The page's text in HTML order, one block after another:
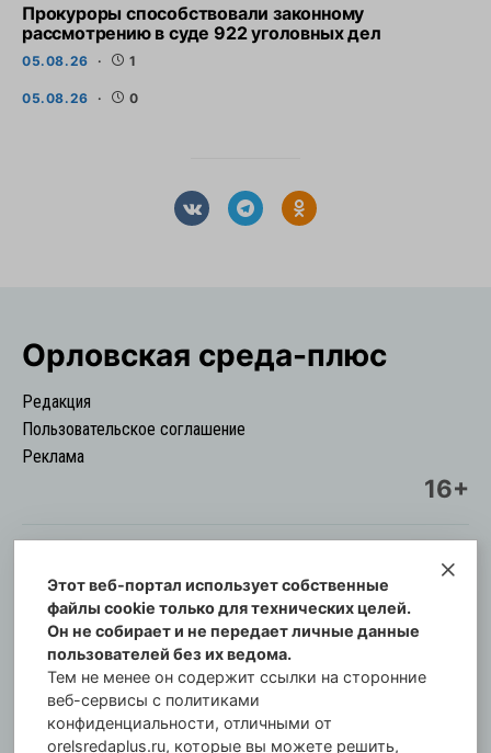
Прокуроры способствовали законному
рассмотрению в суде 922 уголовных дел
05.08.26 1
05.08.26 0
Орловская cреда-плюс
Редакция
Пользовательское соглашение
Реклама
16+
© Информационный городской портал
Орловская cреда-плюс, 2021-2026
Свидетельство о регистрации СМИ: ПИ №57-
00254 от 29 октября 2013 г.
Газета зарегистрирована Управлением
Федеральной службы по надзору в сфере связи,
Этот веб-портал использует собственные
файлы cookie только для технических целей.
Он не собирает и не передает личные данные
пользователей без их ведома.
Тем не менее он содержит ссылки на сторонние
веб-сервисы с политиками
конфиденциальности, отличными от
orelsredaplus.ru, которые вы можете решить,